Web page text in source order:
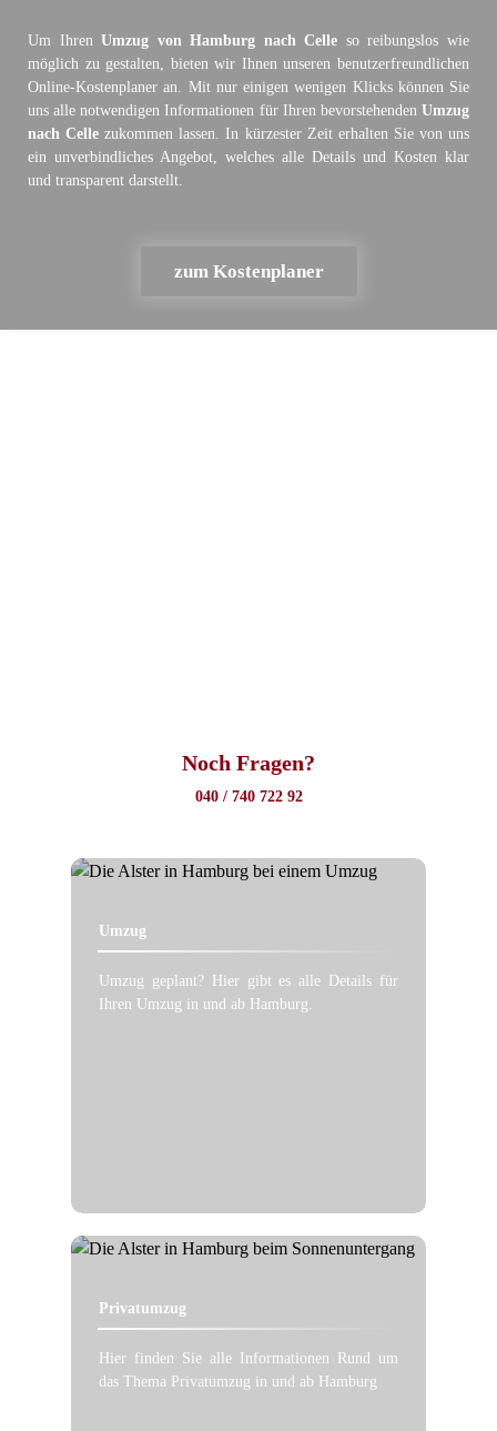
Um IhrenUmzug von Hamburg nach Celle so reibungslos wie
möglich zu gestalten, bieten wir Ihnen unseren benutzerfreundlichen
Online-Kostenplaner an. Mit nur einigen wenigen Klicks können Sie
uns alle notwendigen Informationen für Ihren bevorstehenden Umzug
nach Celle zukommen lassen. In kürzester Zeit erhalten Sie von uns
ein unverbindliches Angebot, welches alle Details und Kosten klar
und transparent darstellt.
zum Kostenplaner
Noch Fragen?
040 / 740 722 92
Umzug
Umzug geplant? Hier gibt es alle Details für
Ihren Umzug in und ab Hamburg.
Privatumzug
Hier finden Sie alle Informationen Rund um
das Thema Privatumzug in und ab Hamburg